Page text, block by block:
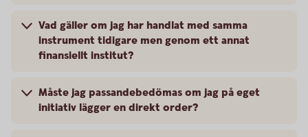
Vad gäller om jag har handlat med samma
instrument tidigare men genom ett annat
finansiellt institut?
Måste jag passandebedömas om jag på eget
initiativ lägger en direkt order?